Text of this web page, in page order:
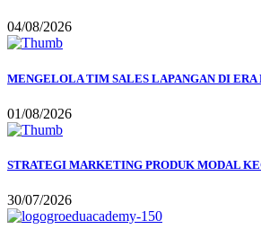
04/08/2026
MENGELOLA TIM SALES LAPANGAN DI
01/08/2026
STRATEGI MARKETING PRODUK MODAL
30/07/2026